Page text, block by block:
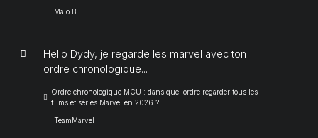
Malo B
Hello Dydy, je regarde les marvel avec ton
ordre chronologique...
Ordre chronologique MCU : dans quel ordre regarder tous les
films et séries Marvel en 2026 ?
TeamMarvel